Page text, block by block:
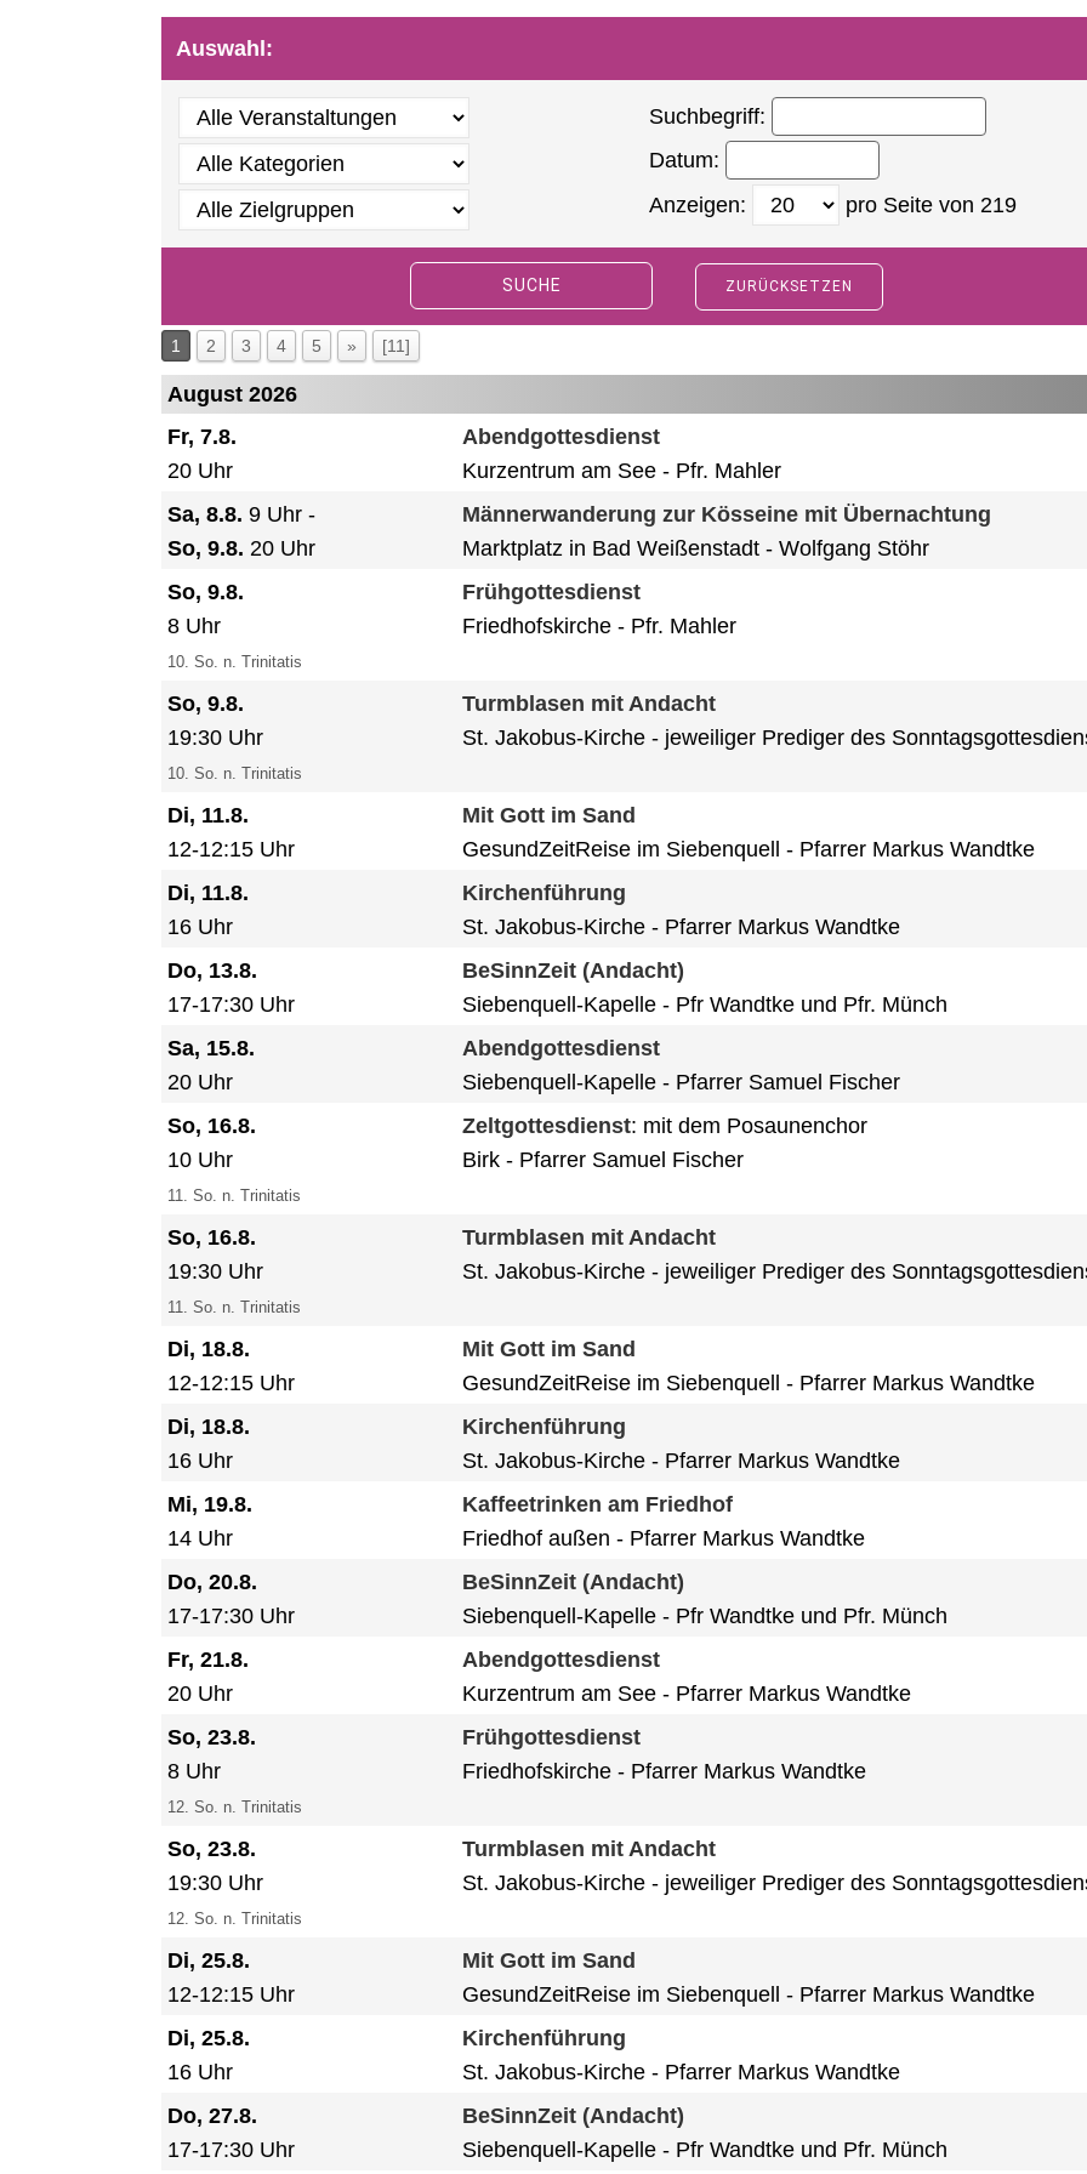
Auswahl:
Suchbegriff:
Datum:
Anzeigen:
pro Seite von 219
SUCHE ZURÜCKSETZEN
1 2 3 4 5 » [11]
August 2026
Fr, 7.8.
20 Uhr
Abendgottesdienst
Kurzentrum am See
Pfr. Mahler
Sa, 8.8. 9 Uhr-
So, 9.8. 20 Uhr
Männerwanderung zur Kösseine mit Übernachtung
Marktplatz in Bad Weißenstadt
Wolfgang Stöhr
So, 9.8.
8 Uhr
10. So. n. Trinitatis
Frühgottesdienst
Friedhofskirche
Pfr. Mahler
So, 9.8.
19:30 Uhr
10. So. n. Trinitatis
Turmblasen mit Andacht
St. Jakobus-Kirche
jeweiliger Prediger des
Di, 11.8.
12-12:15 Uhr
Mit Gott im Sand
GesundZeitReise im Siebenquell
Pfarrer Markus Wandtke
Di, 11.8.
16 Uhr
Kirchenführung
St. Jakobus-Kirche
Pfarrer Markus Wandtke
Do, 13.8.
17-17:30 Uhr
BeSinnZeit (Andacht)
Siebenquell-Kapelle
Pfr Wandtke und Pfr. Münch
Sa, 15.8.
20 Uhr
Abendgottesdienst
Siebenquell-Kapelle
Pfarrer Samuel Fischer
So, 16.8.
10 Uhr
11. So. n. Trinitatis
Zeltgottesdienst: mit dem Posaunenchor
Birk
Pfarrer Samuel Fischer
So, 16.8.
19:30 Uhr
11. So. n. Trinitatis
Turmblasen mit Andacht
St. Jakobus-Kirche
jeweiliger Prediger des
Di, 18.8.
12-12:15 Uhr
Mit Gott im Sand
GesundZeitReise im Siebenquell
Pfarrer Markus Wandtke
Di, 18.8.
16 Uhr
Kirchenführung
St. Jakobus-Kirche
Pfarrer Markus Wandtke
Mi, 19.8.
14 Uhr
Kaffeetrinken am Friedhof
Friedhof außen
Pfarrer Markus Wandtke
Do, 20.8.
17-17:30 Uhr
BeSinnZeit (Andacht)
Siebenquell-Kapelle
Pfr Wandtke und Pfr. Münch
Fr, 21.8.
20 Uhr
Abendgottesdienst
Kurzentrum am See
Pfarrer Markus Wandtke
So, 23.8.
8 Uhr
12. So. n. Trinitatis
Frühgottesdienst
Friedhofskirche
Pfarrer Markus Wandtke
So, 23.8.
19:30 Uhr
12. So. n. Trinitatis
Turmblasen mit Andacht
St. Jakobus-Kirche
jeweiliger Prediger des
Di, 25.8.
12-12:15 Uhr
Mit Gott im Sand
GesundZeitReise im Siebenquell
Pfarrer Markus Wandtke
Di, 25.8.
16 Uhr
Kirchenführung
St. Jakobus-Kirche
Pfarrer Markus Wandtke
Do, 27.8.
17-17:30 Uhr
BeSinnZeit (Andacht)
Siebenquell-Kapelle
Pfr Wandtke und Pfr. Münch